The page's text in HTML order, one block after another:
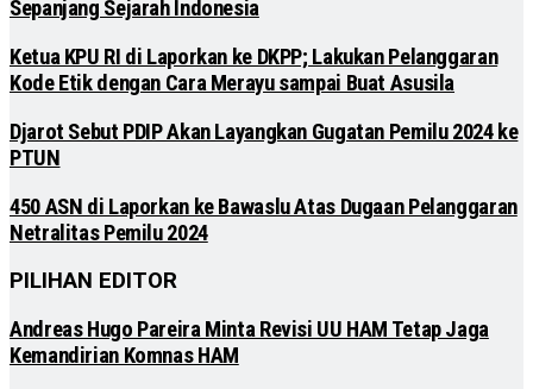
Sepanjang Sejarah Indonesia
Ketua KPU RI di Laporkan ke DKPP; Lakukan Pelanggaran
Kode Etik dengan Cara Merayu sampai Buat Asusila
Djarot Sebut PDIP Akan Layangkan Gugatan Pemilu 2024 ke
PTUN
450 ASN di Laporkan ke Bawaslu Atas Dugaan Pelanggaran
Netralitas Pemilu 2024
PILIHAN EDITOR
Andreas Hugo Pareira Minta Revisi UU HAM Tetap Jaga
Kemandirian Komnas HAM